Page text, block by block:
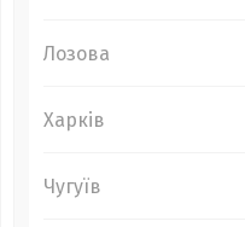
Лозова
Харків
Чугуїв